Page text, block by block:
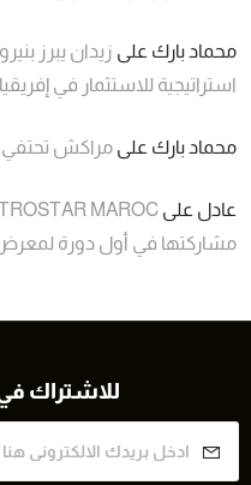
محماد بارك على زيدان يبرز
استراتيجية للاستثمار في إفريقيا
محماد بارك على مراكش تحتفي
عادل على
مشاركتها في أول دورة لمعرض
للاشتراك في